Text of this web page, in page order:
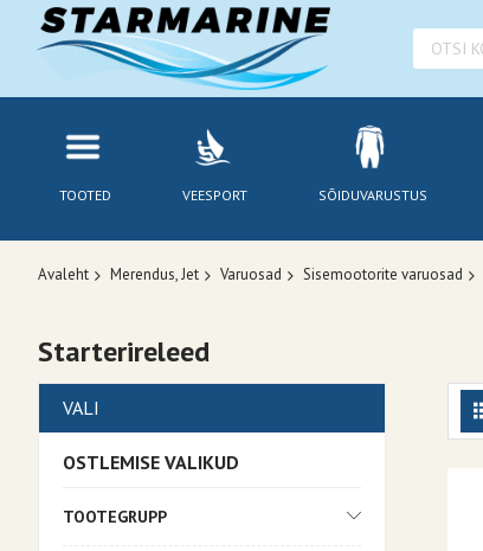
TOOTED VEESPORT SÕIDUVARUSTUS
Avaleht Merendus, Jet Varuosad Sisemootorite varuosad
Starterireleed
VALI
OSTLEMISE VALIKUD
TOOTEGRUPP